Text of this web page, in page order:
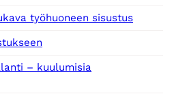
työhuoneen sisustus
– kuulumisia